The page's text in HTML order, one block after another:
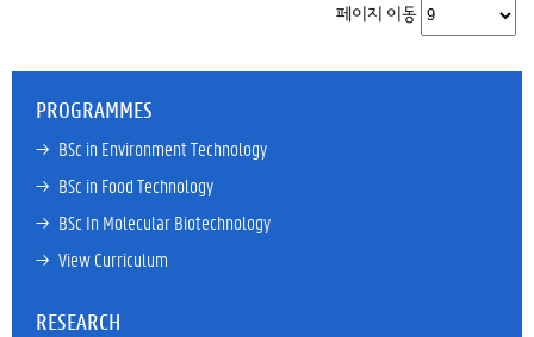
페이지 이동
PROGRAMMES
→ BSc in Environment Technology
→ BSc in Food Technology
→ BSc In Molecular Biotechnology
→ View Curriculum
RESEARCH